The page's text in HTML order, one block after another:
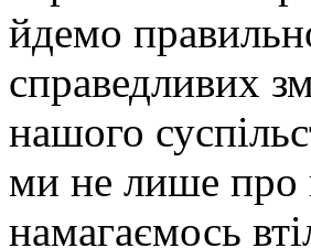
йдемо
справедливих
нашого
ми не лише про
намагаємось